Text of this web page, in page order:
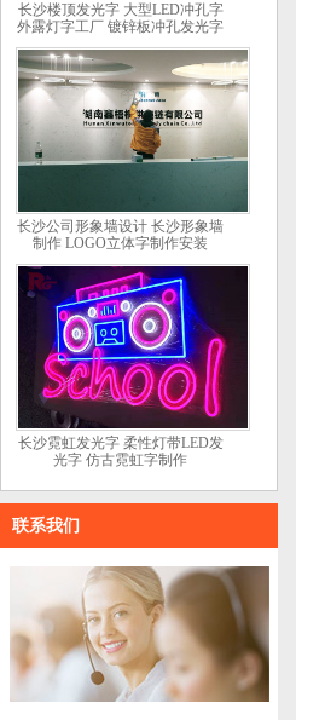
长沙楼顶发光字 大型LED冲孔字
外露灯字工厂 镀锌板冲孔发光字
长沙公司形象墙设计 长沙形象墙
制作 LOGO立体字制作安装
长沙霓虹发光字 柔性灯带LED发
光字 仿古霓虹字制作
联系我们